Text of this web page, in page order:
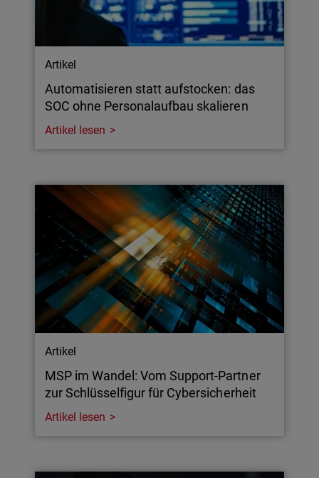
Artikel
Automatisieren statt aufstocken: das
SOC ohne Personalaufbau skalieren
Artikel lesen
Artikel
MSP im Wandel: Vom Support-Partner
zur Schlüsselfigur für Cybersicherheit
Artikel lesen